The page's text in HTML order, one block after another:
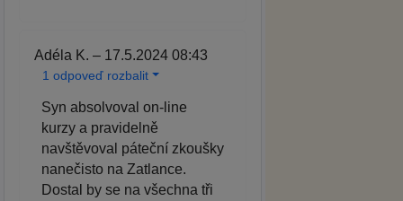
Adéla K. – 17.5.2024 08:43
1 odpoveď rozbalit
Syn absolvoval on-line
kurzy a pravidelně
navštěvoval páteční zkoušky
nanečisto na Zatlance.
Dostal by se na všechna tři